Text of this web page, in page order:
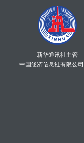
新华通讯社主管
中国经济信息社有限公